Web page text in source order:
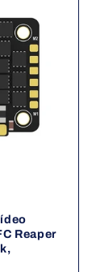
Reaper